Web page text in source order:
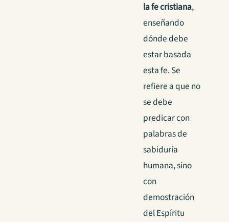
la fe cristiana,
enseñando
dónde debe
estar basada
esta fe. Se
refiere a que no
se debe
predicar con
palabras de
sabiduría
humana, sino
con
demostración
del Espíritu